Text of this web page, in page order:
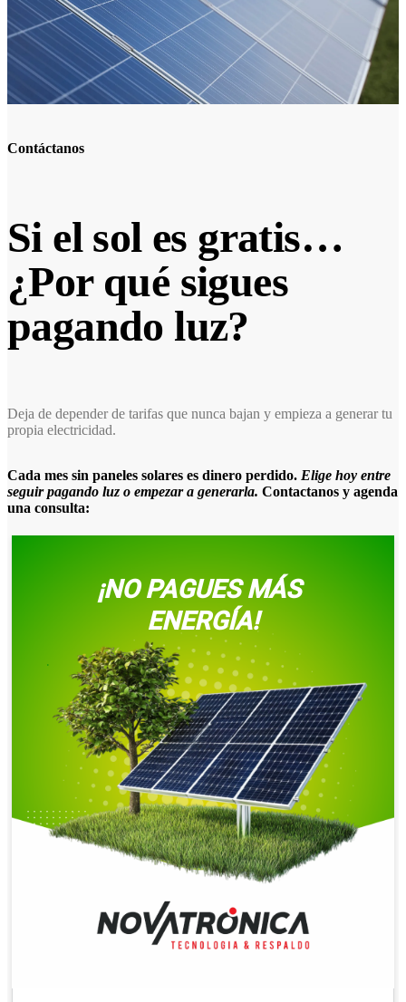
Contáctanos
Si el sol es gratis…
¿Por qué sigues
pagando luz?
Deja de depender de tarifas que nunca bajan y empieza a generar tu
propia electricidad.
Cada mes sin paneles solares es dinero perdido. Elige hoy entre
seguir pagando luz o empezar a generarla. Contactanos y agenda
una consulta: